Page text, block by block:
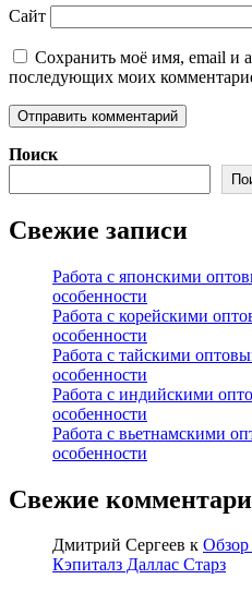
Сайт
Сохранить моё имя, email и
последующих моих
Поиск
Свежие записи
Работа с японскими
особенности
Работа с корейскими
особенности
Работа с тайскими
особенности
Работа с индийскими
особенности
Работа с вьетнамскими
особенности
Свежие
Дмитрий Сергеев к Обзор
Кэпиталз Даллас Старз